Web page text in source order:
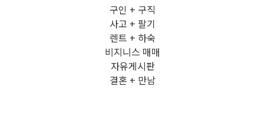
구인 + 구직
사고 + 팔기
렌트 + 하숙
비지니스 매매
자유게시판
결혼 + 만남